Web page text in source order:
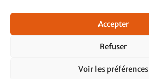
Accepter
Refuser
Voir les préférences
contact@cfdtcheminots.org